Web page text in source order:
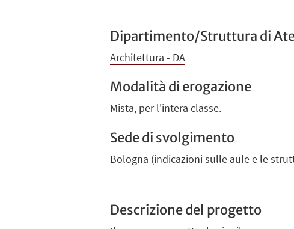
Dipartimento/Struttura di
Architettura - DA
Modalità di erogazione
Mista, per l'intera classe.
Sede di svolgimento
Bologna (indicazioni sulle aule e le
Descrizione del progetto